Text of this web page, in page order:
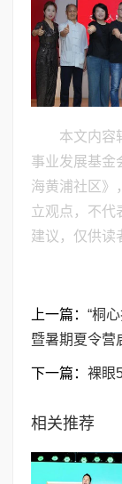
本文内容
事业发展基金
海黄浦社区》
立观点，不代
建议，仅供读
上一篇： “桐
暨暑期夏令营
下一篇： 裸眼
相关推荐